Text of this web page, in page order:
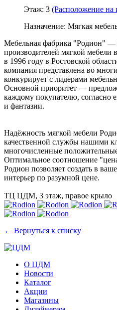
Этаж: 3 (Расположение на
Назначение: Мягкая
Мебельная фабрика "Родион"
производителей мягкой мебели
в 1996 году в Ростовской
компания представлена во
конкурирует с лидерами
Основной приоритет —
каждому покупателю, согласно
и фантазии.
Надёжность мягкой мебели
качественной службы нашими
многочисленные
Оптимальное соотношение
Родион позволяет создать в
интерьер по разумной цене.
ТЦ ЦДМ, 3 этаж, правое крыло
← Вернуться к списку
О ЦДМ
Новости
Каталог
Акции
Магазины